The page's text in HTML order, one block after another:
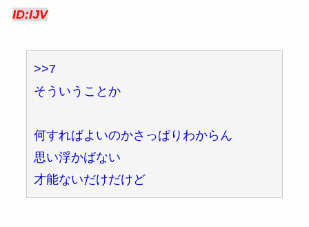
ID:IJV
>>7
そういうことか
何すればよいのかさっぱりわからん
思い浮かばない
才能ないだけだけど